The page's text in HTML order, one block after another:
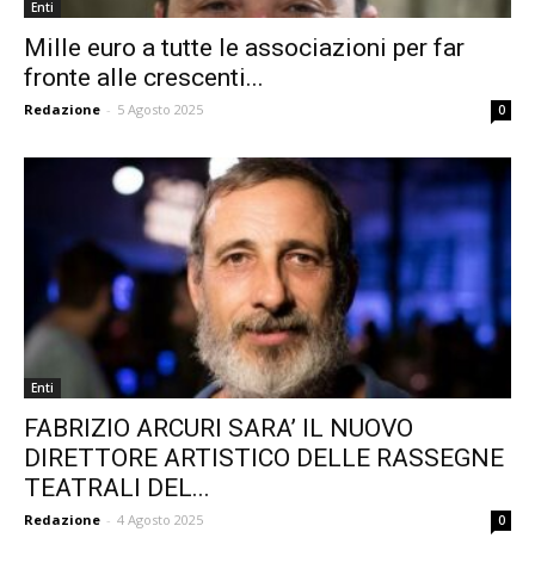
Enti
Mille euro a tutte le associazioni per far
fronte alle crescenti...
Redazione - 5 Agosto 2025 0
Enti
FABRIZIO ARCURI SARA’ IL NUOVO
DIRETTORE ARTISTICO DELLE RASSEGNE
TEATRALI DEL...
Redazione - 4 Agosto 2025 0